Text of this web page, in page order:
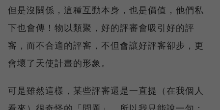
但是沒關係，這種互動本身，也是價值，他們私
下也會傳！物以類聚，好的評審會吸引好的評
審，而不合適的評審，不但會讓好評審卻步，更
會壞了天使計畫的形象。
可是雖然這樣，某些評審還是一直提（在我個人